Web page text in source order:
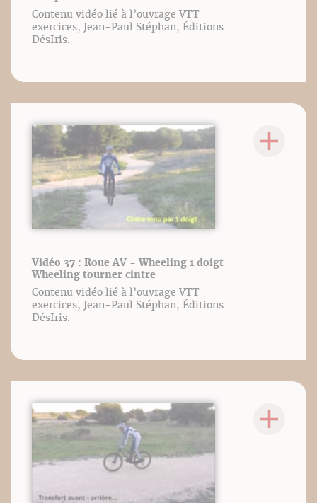
Contenu vidéo lié à l’ouvrage VTT
exercices, Jean-Paul Stéphan, Éditions
DésIris.
Vidéo 37 : Roue AV - Wheeling 1 doigt
Wheeling tourner cintre
Contenu vidéo lié à l’ouvrage VTT
exercices, Jean-Paul Stéphan, Éditions
DésIris.